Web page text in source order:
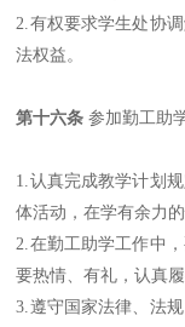
2.有权要求学生处协
法权益。
第十六条 参加勤工助
1.认真完成教学计划
体活动，在学有余力
2.在勤工助学工作中
要热情、有礼，认真
3.遵守国家法律、法